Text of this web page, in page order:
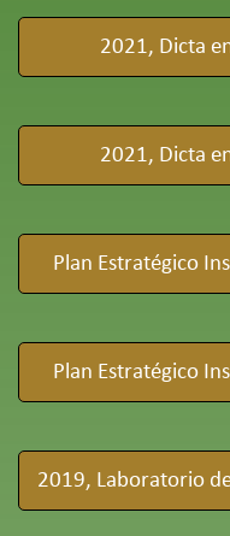
2021, Dicta
2021, Dicta
Plan Estratégico
Plan Estratégico
2019, Laboratorio